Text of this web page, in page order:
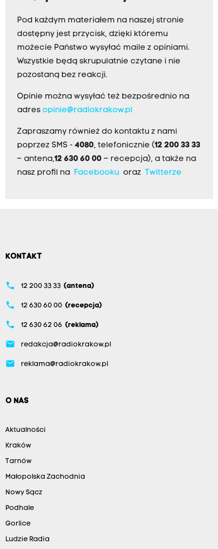
Pod każdym materiałem na naszej stronie
dostępny jest przycisk, dzięki któremu
możecie Państwo wysyłać maile z opiniami.
Wszystkie będą skrupulatnie czytane i nie
pozostaną bez reakcji.
Opinie można wysyłać też bezpośrednio na
adres opinie@radiokrakow.pl
Zapraszamy również do kontaktu z nami
poprzez SMS - 4080, telefonicznie (12 200 33 33
– antena,12 630 60 00 – recepcja), a także na
nasz profil na Facebookuoraz Twitterze
KONTAKT
phone 12 200 33 33 (antena)
phone 12 630 60 00 (recepcja)
phone 12 630 62 06 (reklama)
email redakcja@radiokrakow.pl
email reklama@radiokrakow.pl
O NAS
Aktualności
Kraków
Tarnów
Małopolska Zachodnia
Nowy Sącz
Podhale
Gorlice
Ludzie Radia